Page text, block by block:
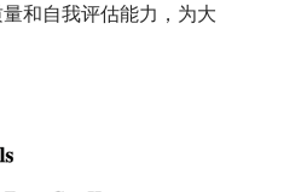
和自我评估能力，为大